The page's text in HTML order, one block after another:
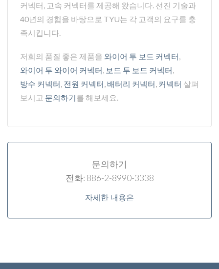
커넥터, 고속 커넥터를 제공해 왔습니다. 선진 기술과
40년의 경험을 바탕으로 TYU는 각 고객의 요구를 충
족시킵니다.
저희의 품질 좋은 제품을 와이어 투 보드 커넥터,
와이어 투 와이어 커넥터, 보드 투 보드 커넥터,
방수 커넥터, 전원 커넥터, 배터리 커넥터, 커넥터 살펴
보시고 문의하기를 해보세요.
문의하기
전화: 886-2-8990-3338
자세한 내용은